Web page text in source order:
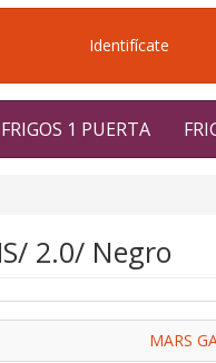
Identifícate
FRIGOS 1 PUERTA
2.0/ Negro
MARS